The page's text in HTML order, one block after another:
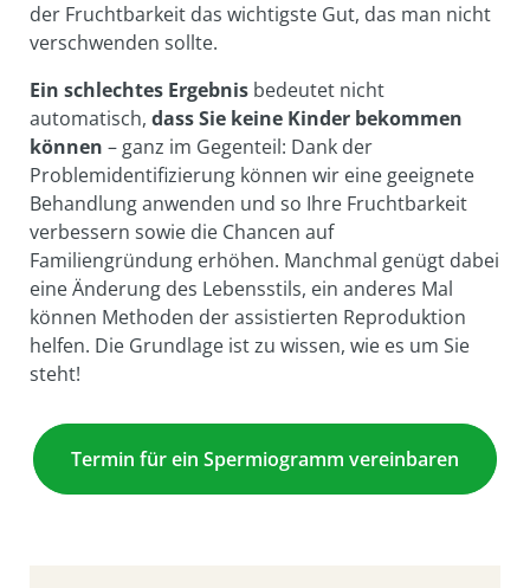
der Fruchtbarkeit das wichtigste Gut, das man nicht
verschwenden sollte.
Ein schlechtes Ergebnis bedeutet nicht
automatisch, dass Sie keine Kinder bekommen
können – ganz im Gegenteil: Dank der
Problemidentifizierung können wir eine geeignete
Behandlung anwenden und so Ihre Fruchtbarkeit
verbessern sowie die Chancen auf
Familiengründung erhöhen. Manchmal genügt dabei
eine Änderung des Lebensstils, ein anderes Mal
können Methoden der assistierten Reproduktion
helfen. Die Grundlage ist zu wissen, wie es um Sie
steht!
Termin für ein Spermiogramm vereinbaren